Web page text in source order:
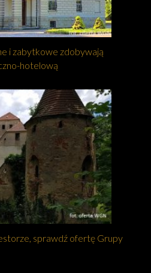
i zabytkowe zdobywają
hotelową
sprawdź ofertę Grupy